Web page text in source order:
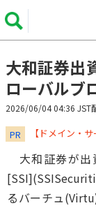
大和証券出
ローバルブ
2026/06/04 04:36 JST
PR 【ドメイン・
大和証券が出
るバーチュ